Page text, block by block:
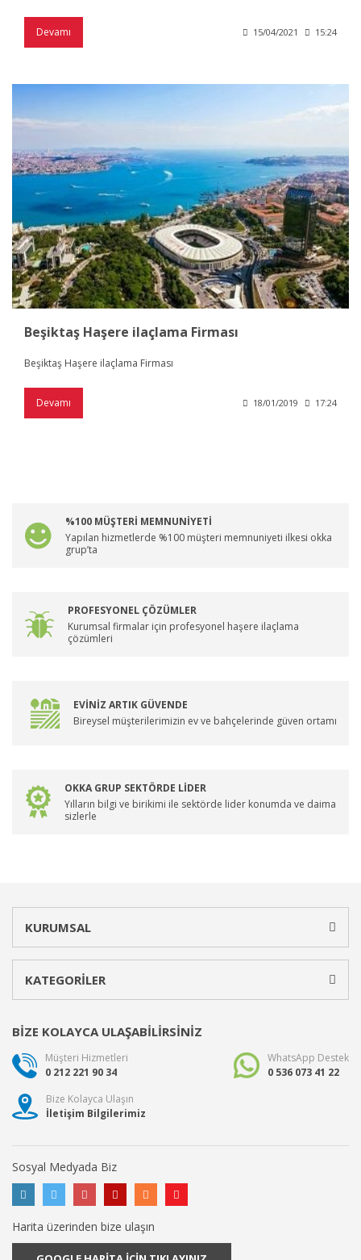
Devamı 15/04/2021 15:24
Beşiktaş Haşere ilaçlama Firması
Beşiktaş Haşere ilaçlama Firması
Devamı 18/01/2019 17:24
%100 MÜŞTERİ MEMNUNİYETİ
Yapılan hizmetlerde %100 müşteri memnuniyeti ilkesi okka
grup’ta
PROFESYONEL ÇÖZÜMLER
Kurumsal firmalar için profesyonel haşere ilaçlama
çözümleri
EVİNİZ ARTIK GÜVENDE
Bireysel müşterilerimizin ev ve bahçelerinde güven ortamı
OKKA GRUP SEKTÖRDE LİDER
Yılların bilgi ve birikimi ile sektörde lider konumda ve daima
sizlerle
KURUMSAL
KATEGORİLER
BİZE KOLAYCA ULAŞABİLİRSİNİZ
Müşteri Hizmetleri
0 212 221 90 34
WhatsApp Destek
0 536 073 41 22
Bize Kolayca Ulaşın
İletişim Bilgilerimiz
Sosyal Medyada Biz
Harita üzerinden bize ulaşın